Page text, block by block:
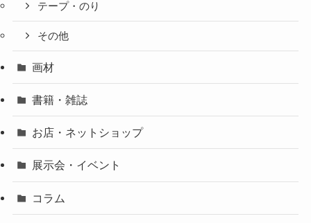
テープ・のり
その他
画材
書籍・雑誌
お店・ネットショップ
展示会・イベント
コラム